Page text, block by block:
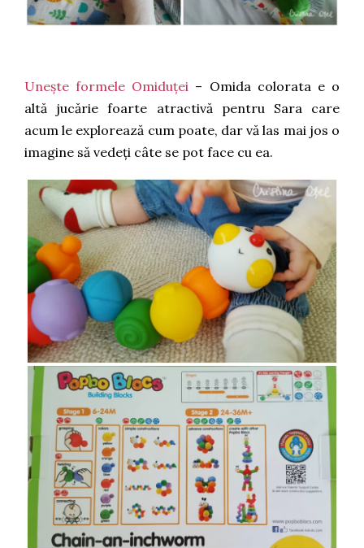
Unește formele Omiduței – Omida colorata e o
altă jucărie foarte atractivă pentru Sara care
acum le explorează cum poate, dar vă las mai jos o
imagine să vedeți câte se pot face cu ea.